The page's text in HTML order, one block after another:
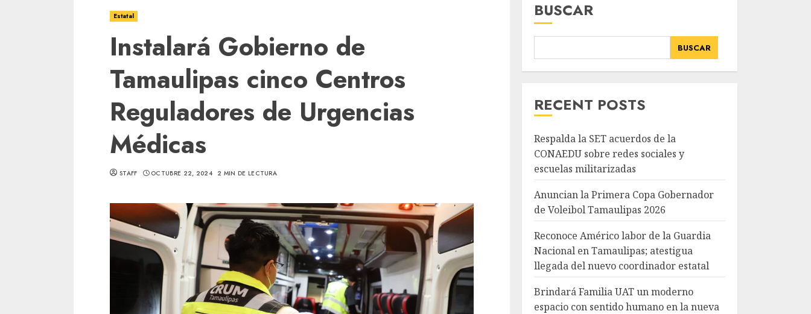
Estatal
Instalará Gobierno de
Tamaulipas cinco Centros
Reguladores de Urgencias
Médicas
STAFF OCTUBRE 22, 2024 2 MIN DE LECTURA
BUSCAR
BUSCAR
RECENT POSTS
Respalda la SET acuerdos de la
CONAEDU sobre redes sociales y
escuelas militarizadas
Anuncian la Primera Copa Gobernador
de Voleibol Tamaulipas 2026
Reconoce Américo labor de la Guardia
Nacional en Tamaulipas; atestigua
llegada del nuevo coordinador estatal
Brindará Familia UAT un moderno
espacio con sentido humano en la nueva